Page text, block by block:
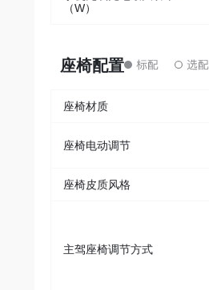
（W）
座椅配置
座椅材质
座椅电动调节
座椅皮质风格
主驾座椅调节方式